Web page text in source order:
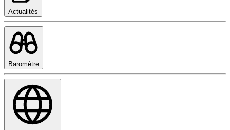
Actualités
Baromètre